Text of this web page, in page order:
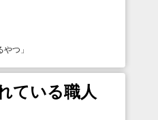
やつ 」
ている職人